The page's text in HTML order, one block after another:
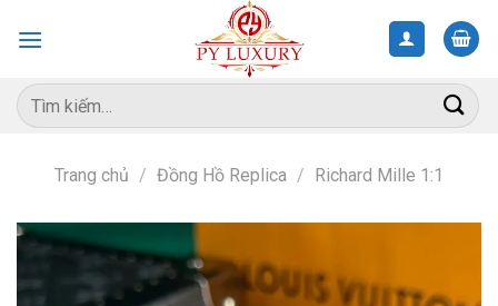
Tìm
kiếm:
Trang chủ / Đồng Hồ Replica / Richard Mille 1:1